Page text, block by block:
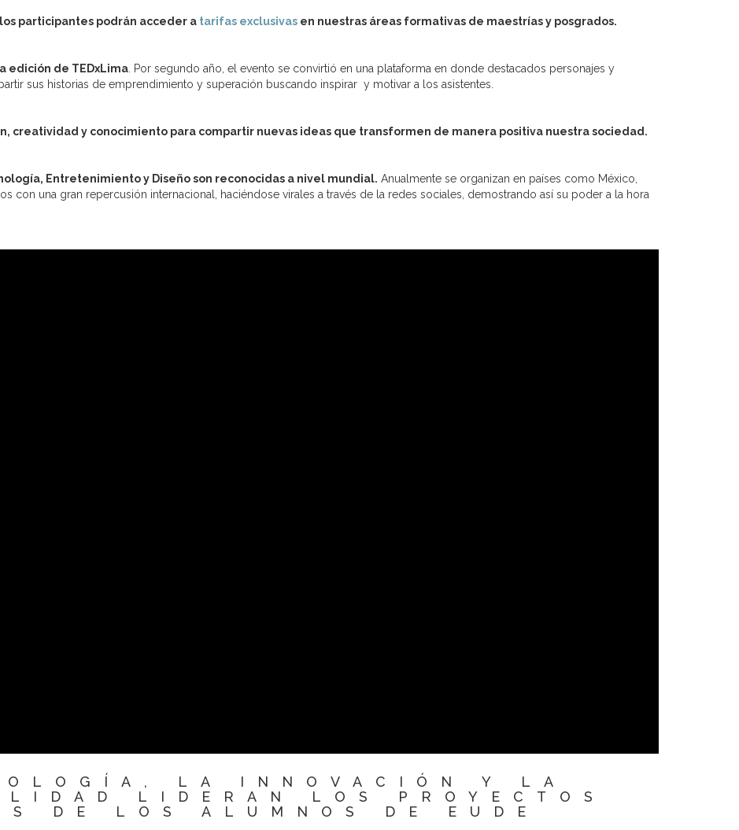
participantes podrán acceder a tarifas exclusivas en nuestras áreas formativas de maestrías y posgrados.
edición de TEDxLima. Por segundo año, el evento se convirtió en una plataforma en donde destacados personajes y
sus historias de emprendimiento y superación buscando inspirar y motivar a los asistentes.
creatividad y conocimiento para compartir nuevas ideas que transformen de manera positiva nuestra sociedad.
Entretenimiento y Diseño son reconocidas a nivel mundial. Anualmente se organizan en países como México,
con una gran repercusión internacional, haciéndose virales a través de la redes sociales, demostrando así su poder a la hora
LA INNOVACIÓN Y LA
LIDERAN LOS PROYECTOS
DE LOS ALUMNOS DE EUDE